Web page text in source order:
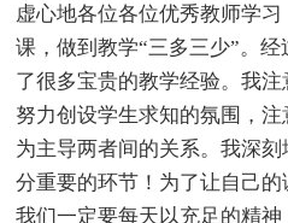
虚心地各位各位优秀教师学
课，做到教学“三多三少”。
了很多宝贵的教学经验。我注
努力创设学生求知的氛围，
为主导两者间的关系。我深
分重要的环节！为了让自己的
我们一定要每天以充足的精